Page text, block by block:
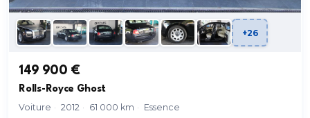
+26
149 900 €
Rolls-Royce Ghost
Voiture · 2012 · 61 000 km · Essence